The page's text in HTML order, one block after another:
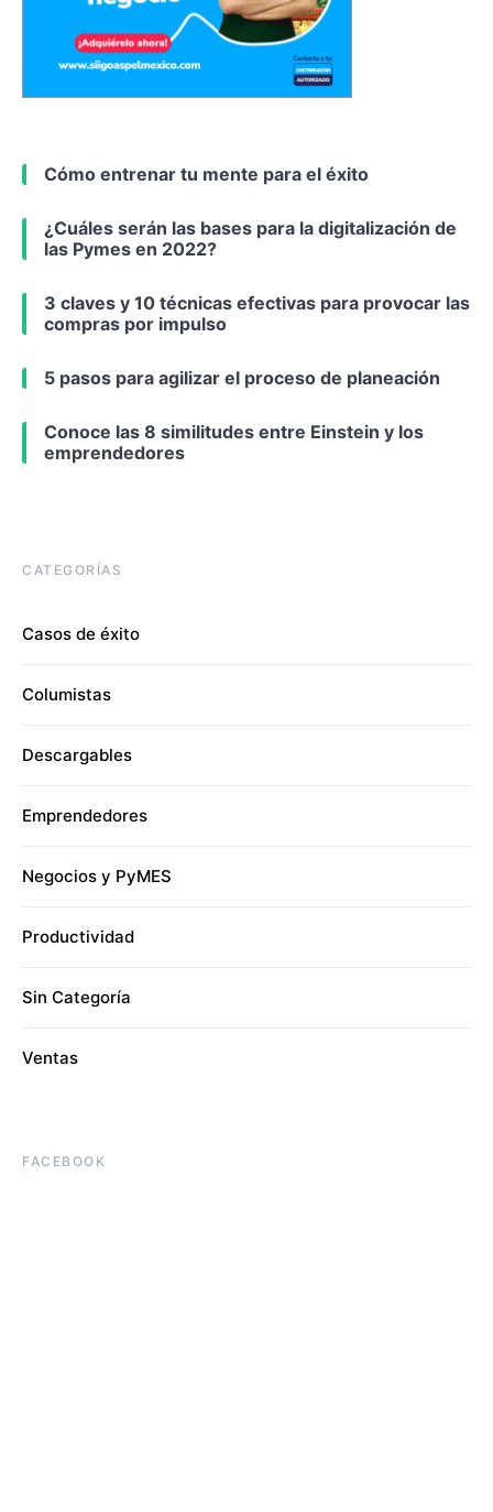
Cómo entrenar tu mente para el éxito
¿Cuáles serán las bases para la digitalización de
las Pymes en 2022?
3 claves y 10 técnicas efectivas para provocar las
compras por impulso
5 pasos para agilizar el proceso de planeación
Conoce las 8 similitudes entre Einstein y los
emprendedores
CATEGORÍAS
Casos de éxito
Columistas
Descargables
Emprendedores
Negocios y PyMES
Productividad
Sin Categoría
Ventas
FACEBOOK